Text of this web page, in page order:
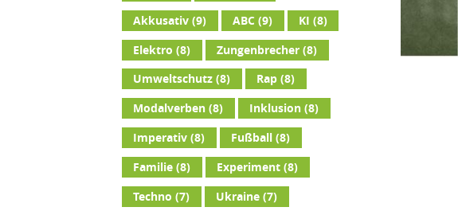
Akkusativ (9) ABC (9) KI (8)
Elektro (8) Zungenbrecher (8)
Umweltschutz (8) Rap (8)
Modalverben (8) Inklusion (8)
Imperativ (8) Fußball (8)
Familie (8) Experiment (8)
Techno (7) Ukraine (7)